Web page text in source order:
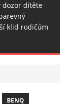
dozor dítěte
klid rodičům
BENQ